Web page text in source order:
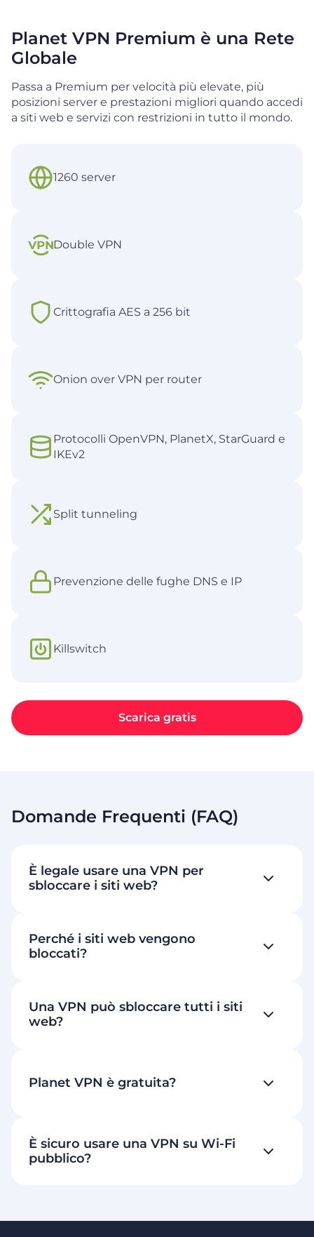
Planet VPN Premium è una Rete
Globale
Passa a Premium per velocità più elevate, più
posizioni server e prestazioni migliori quando accedi
a siti web e servizi con restrizioni in tutto il mondo.
1260 server
Double VPN
Crittografia AES a 256 bit
Onion over VPN per router
Protocolli OpenVPN, PlanetX, StarGuard e
IKEv2
Split tunneling
Prevenzione delle fughe DNS e IP
Killswitch
Scarica gratis
Domande Frequenti (FAQ)
È legale usare una VPN per
sbloccare i siti web?
Perché i siti web vengono
bloccati?
Una VPN può sbloccare tutti i siti
web?
Planet VPN è gratuita?
È sicuro usare una VPN su Wi-Fi
pubblico?